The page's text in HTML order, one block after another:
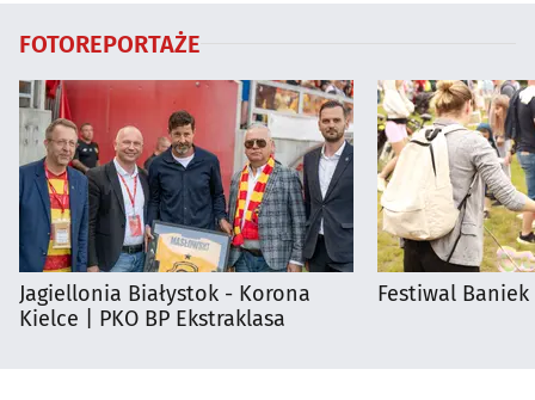
FOTOREPORTAŻE
Jagiellonia Białystok - Korona
Kielce | PKO BP Ekstraklasa
Festiwal